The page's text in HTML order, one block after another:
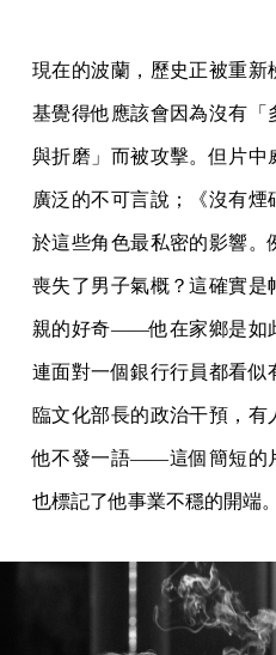
現在的波蘭，歷史正被重
基覺得他應該會因為沒有
與折磨」而被攻擊。但片
廣泛的不可言說；《沒有
於這些角色最私密的影響。
喪失了男子氣概？這確實是
親的好奇——他在家鄉是如
連面對一個銀行行員都看
臨文化部長的政治干預，
他不發一語——這個簡短的
也標記了他事業不穩的開端。